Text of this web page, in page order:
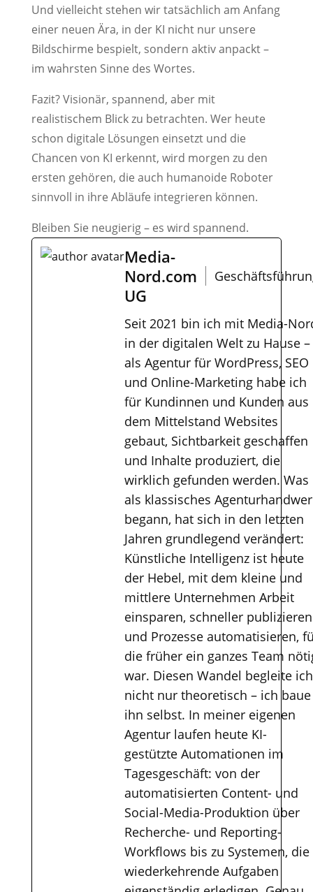
Und vielleicht stehen wir tatsächlich am Anfang
einer neuen Ära, in der KI nicht nur unsere
Bildschirme bespielt, sondern aktiv anpackt –
im wahrsten Sinne des Wortes.
Fazit? Visionär, spannend, aber mit
realistischem Blick zu betrachten. Wer heute
schon digitale Lösungen einsetzt und die
Chancen von KI erkennt, wird morgen zu den
ersten gehören, die auch humanoide Roboter
sinnvoll in ihre Abläufe integrieren können.
Bleiben Sie neugierig – es wird spannend.
Media-
Nord.com
UG
Seit 2021 bin ich mit Media-
in der digitalen Welt zu Hause –
als Agentur für WordPress, SEO
und Online-Marketing habe ich
für Kundinnen und Kunden aus
dem Mittelstand Websites
gebaut, Sichtbarkeit geschaffen
und Inhalte produziert, die
wirklich gefunden werden. Was
als klassisches
begann, hat sich in den letzten
Jahren grundlegend verändert:
Künstliche Intelligenz ist heute
der Hebel, mit dem kleine und
mittlere Unternehmen Arbeit
einsparen, schneller publizieren
und Prozesse automatisieren,
die früher ein ganzes Team
war. Diesen Wandel begleite ich
nicht nur theoretisch – ich baue
ihn selbst. In meiner eigenen
Agentur laufen heute KI-
gestützte Automationen im
Tagesgeschäft: von der
automatisierten Content- und
Social-Media-Produktion über
Recherche- und Reporting-
Workflows bis zu Systemen, die
wiederkehrende Aufgaben